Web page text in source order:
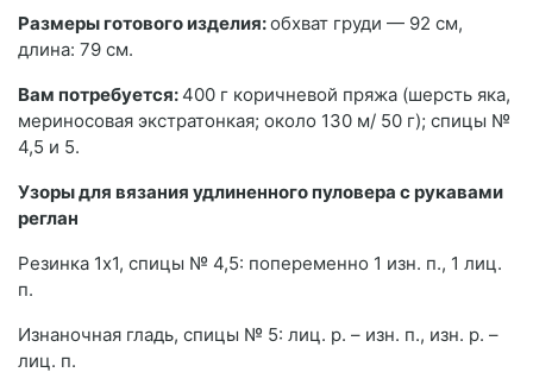
Размеры готового изделия:обхват груди — 92 см,
длина: 79 см.
Вам потребуется: 400 г коричневой пряжа (шерсть яка,
мериносовая экстратонкая; около 130 м/ 50 г); спицы №
4,5 и 5.
Узоры для вязания удлиненного пуловера с рукавами
реглан
Резинка 1х1, спицы № 4,5: попеременно 1 изн. п., 1 лиц.
п.
Изнаночная гладь, спицы № 5: лиц. р. – изн. п., изн. р. –
лиц. п.